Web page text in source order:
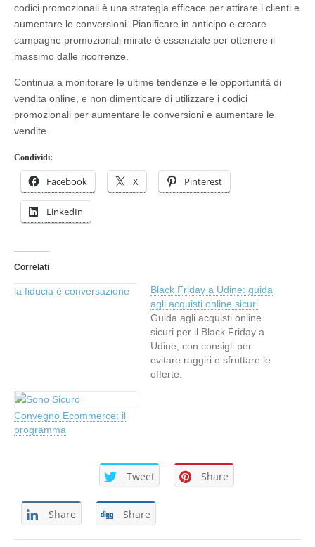
codici promozionali è una strategia efficace per attirare i clienti e
aumentare le conversioni. Pianificare in anticipo e creare
campagne promozionali mirate è essenziale per ottenere il
massimo dalle ricorrenze.
Continua a monitorare le ultime tendenze e le opportunità di
vendita online, e non dimenticare di utilizzare i codici
promozionali per aumentare le conversioni e aumentare le
vendite.
Condividi:
Facebook X Pinterest
LinkedIn
Correlati
la fiducia è conversazione
Black Friday a Udine: guida
agli acquisti online sicuri
Guida agli acquisti online
sicuri per il Black Friday a
Udine, con consigli per
evitare raggiri e sfruttare le
offerte.
Convegno Ecommerce: il
programma
Tweet Share
Share Share